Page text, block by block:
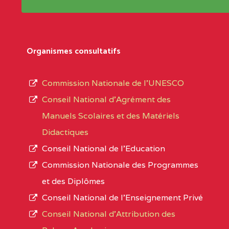
Noms
Localité
Région Noms
AGES COMPREHENSIVE BILINGUAL
SUD-OUEST
AGES COMPREHENSIVE
L’offre d’éducation del’Enseignement
d’immatriculation du mois de septembre
suit :
1950 établissements publics
895 CES dont 86 Bilingues
1055 Lycées dont 351 Bilingues
72 établissements avec section bilingue
Organismes consultatifs
Commission Nationale de l’UNESCO
Conseil National d’Agrément des
Manuels Scolaires et des Matériels
Didactiques
Conseil National de l’Education
Commission Nationale des Programmes
et des Diplômes
Conseil National de l’Enseignement Privé
Conseil National d'Attribution des